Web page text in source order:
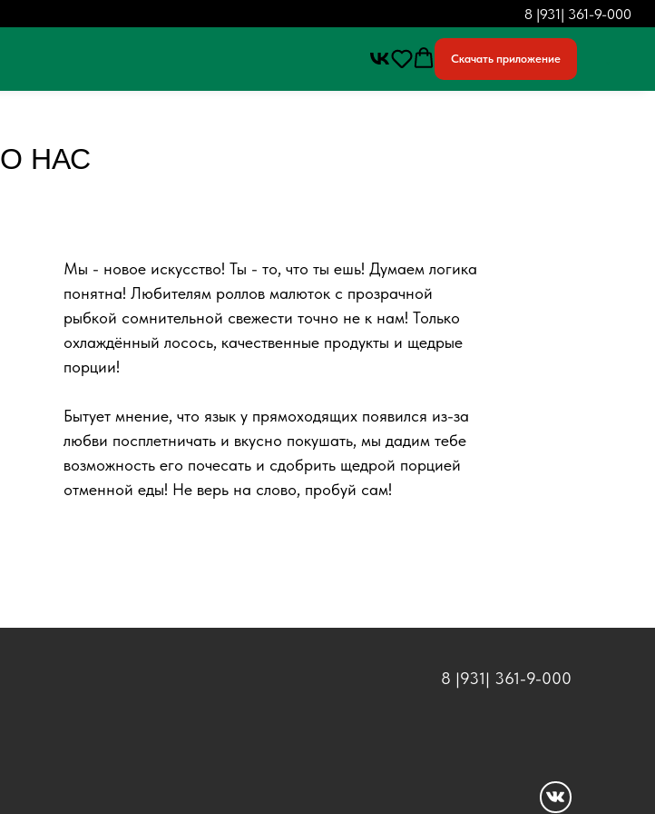
Скачать приложение
О НАС
Мы - новое искусство! Ты - то, что ты ешь! Думаем логика
понятна! Любителям роллов малюток с прозрачной
рыбкой сомнительной свежести точно не к нам! Только
охлаждённый лосось, качественные продукты и щедрые
порции!
Бытует мнение, что язык у прямоходящих появился из-за
любви посплетничать и вкусно покушать, мы дадим тебе
возможность его почесать и сдобрить щедрой порцией
отменной еды! Не верь на слово, пробуй сам!
8 |931| 361-9-000